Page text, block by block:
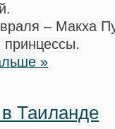
– Макха
»
Таиланде